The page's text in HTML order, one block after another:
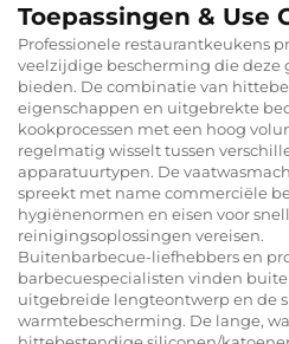
Toepassingen & Use
Professionele restaurantkeukens
veelzijdige bescherming die deze
bieden. De combinatie van
eigenschappen en uitgebrekte
kookprocessen met een hoog
regelmatig wisselt tussen
apparatuurtypen. De
spreekt met name commerciële
hygiënenormen en eisen voor
reinigingsoplossingen vereisen.
Buitenbarbecue-liefhebbers en
barbecuespecialisten vinden
uitgebreide lengteontwerp en de
warmtebescherming. De lange,